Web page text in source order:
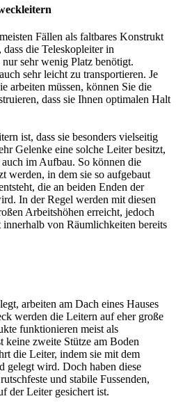
Fällen als faltbares Konstrukt
die Teleskopleiter in
sehr wenig Platz benötigt.
sehr leicht zu transportieren. Je
arbeiten müssen, können Sie die
dass sie Ihnen optimalen Halt
ist, dass sie besonders vielseitig
Gelenke eine solche Leiter besitzt,
im Aufbau. So können die
werden, in dem sie so aufgebaut
die an beiden Enden der
In der Regel werden mit diesen
Arbeitshöhen erreicht, jedoch
von Räumlichkeiten bereits
arbeiten am Dach eines Hauses
werden die Leitern auf eher große
funktionieren meist als
keine zweite Stütze am Boden
die Leiter, indem sie mit dem
gelegt wird. Doch haben diese
und stabile Fussenden,
der Leiter gesichert ist.